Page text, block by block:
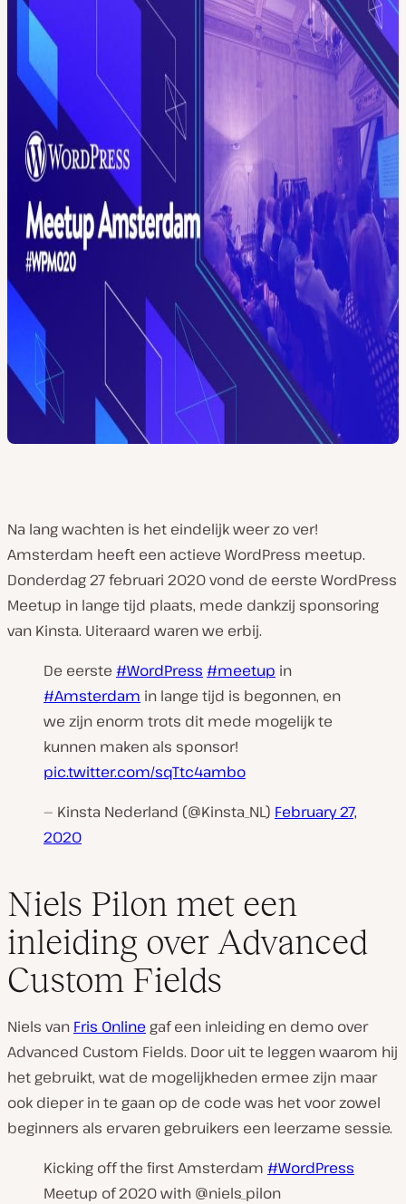
Na lang wachten is het eindelijk weer zo ver!
Amsterdam heeft een actieve WordPress meetup.
Donderdag 27 februari 2020 vond de eerste WordPress
Meetup in lange tijd plaats, mede dankzij sponsoring
van Kinsta. Uiteraard waren we erbij.
De eerste #WordPress #meetup in
#Amsterdam in lange tijd is begonnen, en
we zijn enorm trots dit mede mogelijk te
kunnen maken als sponsor!
pic.twitter.com/sqTtc4ambo
— Kinsta Nederland (@Kinsta_NL) February 27,
2020
Niels Pilon met een
inleiding over Advanced
Custom Fields
Niels van Fris Online gaf een inleiding en demo over
Advanced Custom Fields. Door uit te leggen waarom hij
het gebruikt, wat de mogelijkheden ermee zijn maar
ook dieper in te gaan op de code was het voor zowel
beginners als ervaren gebruikers een leerzame sessie.
Kicking off the first Amsterdam #WordPress
Meetup of 2020 with @niels_pilon